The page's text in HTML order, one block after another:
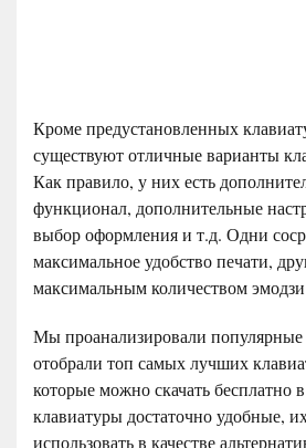
Кроме предустановленных
существуют отличные варианты
Как правило, у них есть
функционал, дополнительные
выбор оформления и т.д. Одни
максимальное удобство печати,
максимальным количеством
Мы проанализировали популярные
отобрали топ самых лучших
которые можно скачать бесплатно
клавиатуры достаточно удобные,
использовать в качестве